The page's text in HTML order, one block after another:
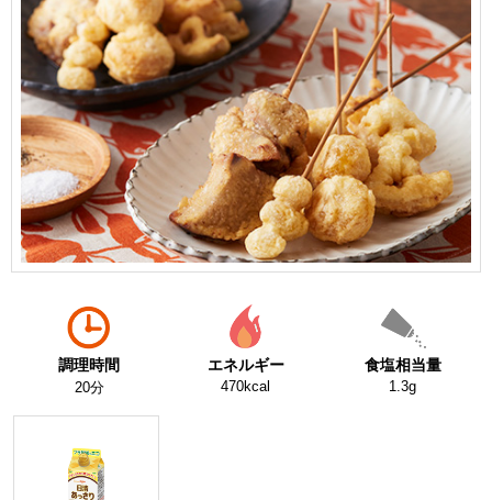
調理時間
20分
エネルギー
470kcal
食塩相当量
1.3g